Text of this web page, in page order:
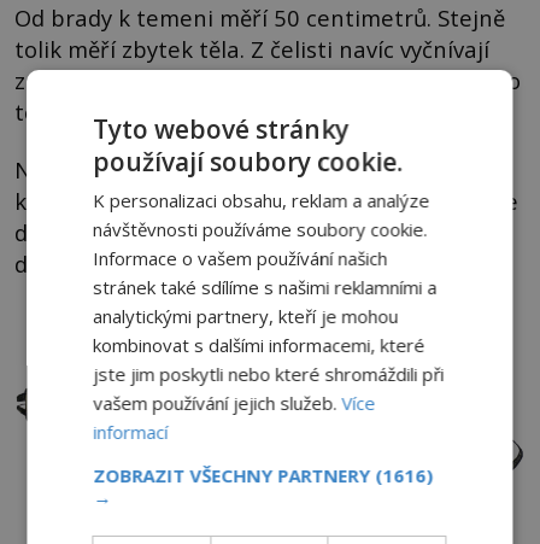
Od brady k temeni měří 50 centimetrů. Stejně
tolik měří zbytek těla. Z čelisti navíc vyčnívají
zachovalé a opotřebované stoličky, což svědčí o
tom, že jde o staršího jedince.
Není navíc bez zajímavosti, že místo, kde byly
kostry nalezeny, bylo podle prastaré mytologie
domovem nejvyšších bytostí, k nimž tehdejší
domorodci chovali posvátnou úctu.
Tyto webové stránky
používají soubory cookie.
K personalizaci obsahu, reklam a analýze
návštěvnosti používáme soubory cookie.
Informace o vašem používání našich
stránek také sdílíme s našimi reklamními a
analytickými partnery, kteří je mohou
kombinovat s dalšími informacemi, které
jste jim poskytli nebo které shromáždili při
vašem používání jejich služeb.Více
informací
ZOBRAZIT VŠECHNY PARTNERY (1616)
→